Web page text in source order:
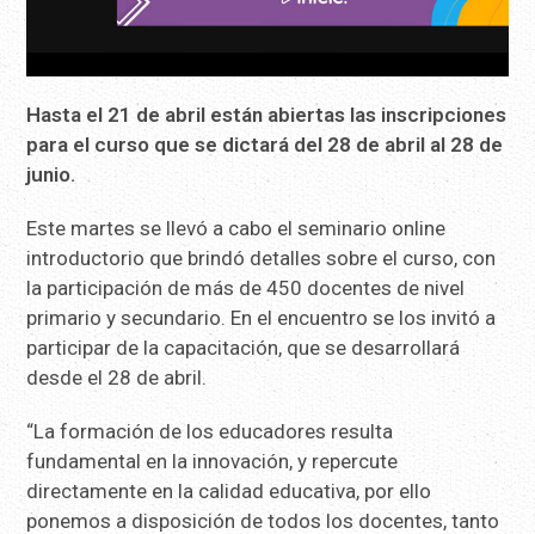
Hasta el 21 de abril están abiertas las inscripciones
para el curso que se dictará del 28 de abril al 28 de
junio.
Este martes se llevó a cabo el seminario online
introductorio que brindó detalles sobre el curso, con
la participación de más de 450 docentes de nivel
primario y secundario. En el encuentro se los invitó a
participar de la capacitación, que se desarrollará
desde el 28 de abril.
“La formación de los educadores resulta
fundamental en la innovación, y repercute
directamente en la calidad educativa, por ello
ponemos a disposición de todos los docentes, tanto